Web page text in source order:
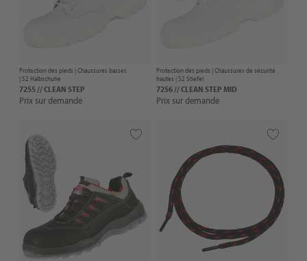
Protection des pieds |Chaussures basses
| S2 Halbschuhe
7255 // CLEAN STEP
Prix sur demande
Protection des pieds |Chaussures de sécurité
hautes | S2 Stiefel
7256 // CLEAN STEP MID
Prix sur demande